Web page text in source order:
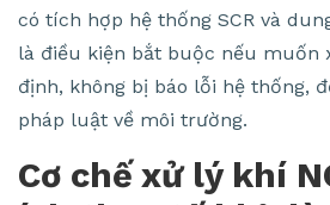
có tích hợp hệ thống SCR và
là điều kiện bắt buộc nếu muốn
định, không bị báo lỗi hệ thống,
pháp luật về môi trường.
Cơ chế xử lý khí